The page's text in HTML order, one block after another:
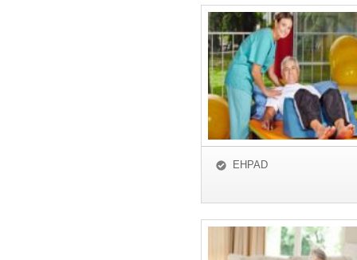
EHPAD